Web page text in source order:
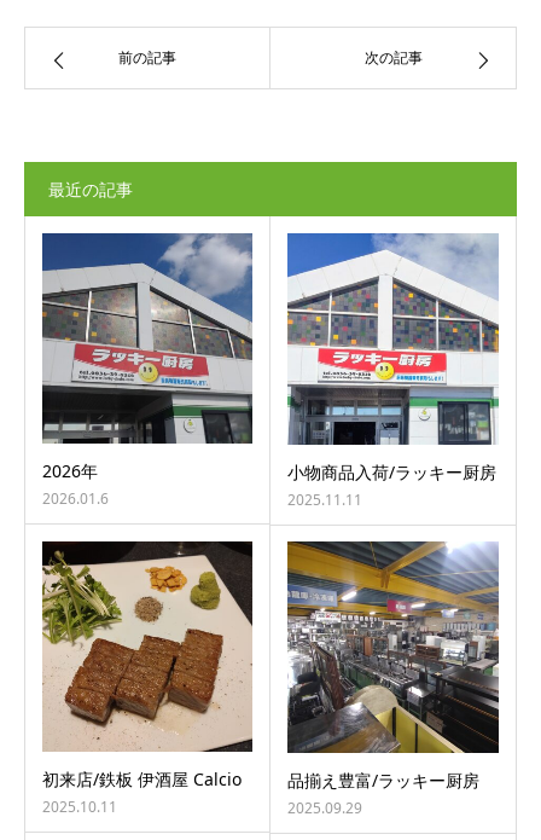
前の記事 次の記事
最近の記事
2026年
2026.01.6
小物商品入荷/ラッキー厨房
2025.11.11
初来店/鉄板 伊酒屋 Calcio
2025.10.11
品揃え豊富/ラッキー厨房
2025.09.29